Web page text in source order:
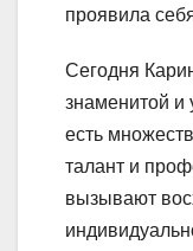
проявила
Сегодня
знаменитой и
есть
талант и
вызывают